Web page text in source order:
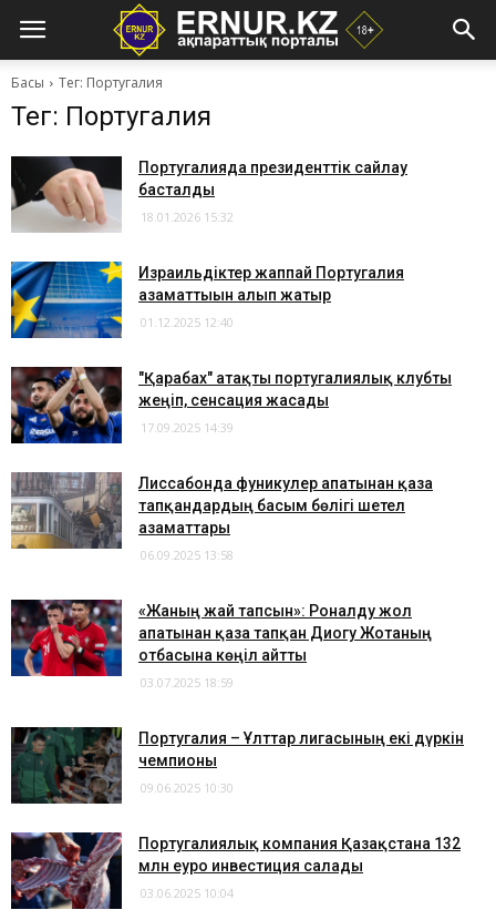
Басы Тег: Португалия
Тег: Португалия
Португалияда президенттік сайлау
басталды
18.01.2026 15:32
Израильдіктер жаппай Португалия
азаматтығын алып жатыр
01.12.2025 12:40
"Қарабах" атақты португалиялық клубты
жеңіп, сенсация жасады
17.09.2025 14:39
​Лиссабонда фуникулер апатынан қаза
тапқандардың басым бөлігі шетел
азаматтары
06.09.2025 13:58
«Жаның жай тапсын»: Роналду жол
апатынан қаза тапқан Диогу Жотаның
отбасына көңіл айтты
03.07.2025 18:59
Португалия – Ұлттар лигасының екі дүркін
чемпионы
09.06.2025 10:30
Португалиялық компания Қазақстанға 132
млн еуро инвестиция салады
03.06.2025 10:04